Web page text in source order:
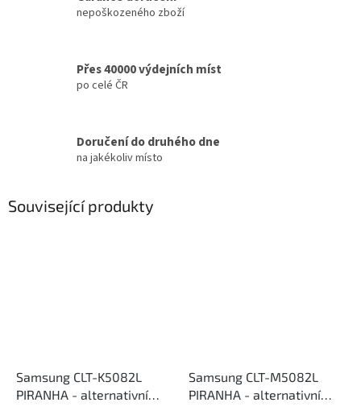
nepoškozeného zboží
Přes 40000 výdejních míst
po celé ČR
Doručení do druhého dne
na jakékoliv místo
Související produkty
Samsung CLT-K5082L
PIRANHA - alternativní
Samsung CLT-M5082L
PIRANHA - alternativní